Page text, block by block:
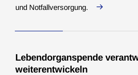
und Notfallversorgung.
Lebendorganspende
weiterentwickeln